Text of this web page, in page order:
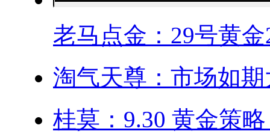
老马点金：29号黄金
淘气天尊：市场如
桂莫：9.30 黄金策